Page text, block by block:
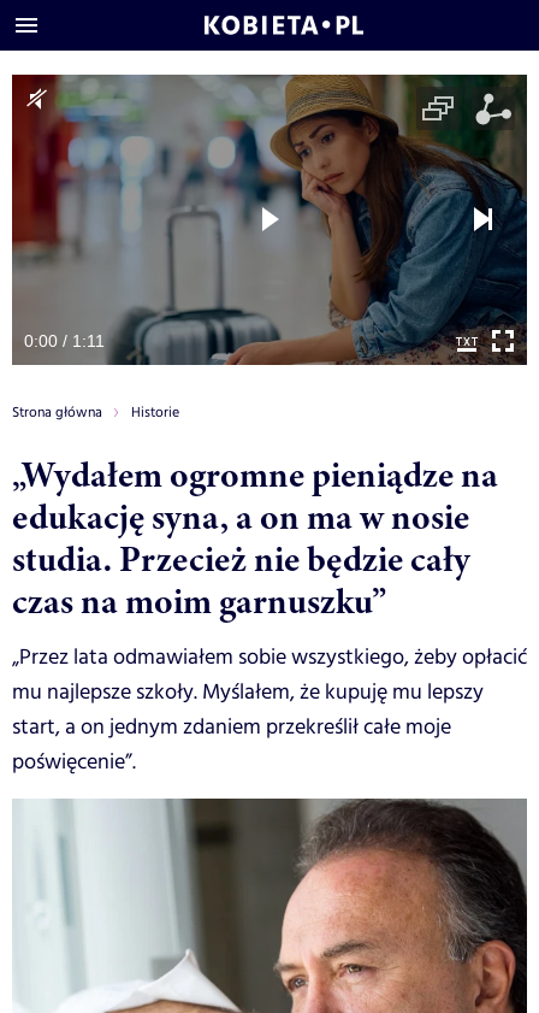
0:00 / 1:11
Strona główna Historie
„Wydałem ogromne pieniądze na
edukację syna, a on ma w nosie
studia. Przecież nie będzie cały
czas na moim garnuszku”
„Przez lata odmawiałem sobie wszystkiego, żeby opłacić
mu najlepsze szkoły. Myślałem, że kupuję mu lepszy
start, a on jednym zdaniem przekreślił całe moje
poświęcenie”.